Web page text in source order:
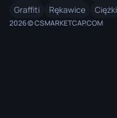
Graffiti
Rękawice Ciężki
2026 © CSMARKETCAP.COM